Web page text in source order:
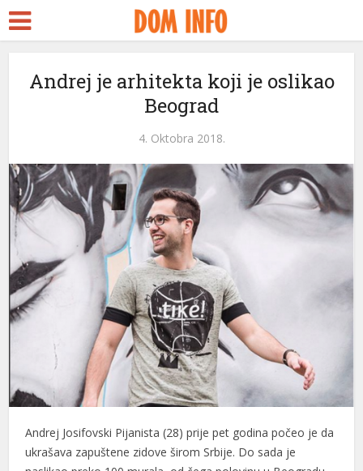
Escort
Seks
panel
paketleri
panel
panel
panel
Andrej je arhitekta koji je oslikao
Beograd
4. Oktobra 2018.
Andrej Josifovski Pijanista (28) prije pet godina počeo je da
ukrašava zapuštene zidove širom Srbije. Do sada je